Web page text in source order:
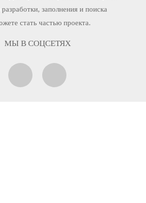
заполнения и поиска
стать частью проекта.
МЫ В СОЦСЕТЯХ